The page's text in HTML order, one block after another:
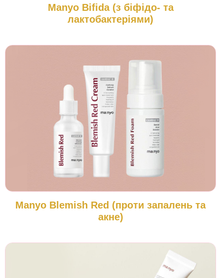
Manyo Bifida (з біфідо- та
лактобактеріями)
Manyo Blemish Red (проти запалень та
акне)